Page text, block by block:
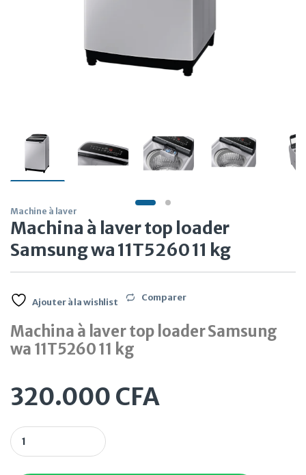
Machine à laver
Machina à laver top loader
Samsung wa 11T5260 11 kg
Ajouter à la wishlist Comparer
Machina à laver top loader Samsung
wa 11T5260 11 kg
320.000 CFA
Machina à laver top loader Samsung wa 11T5260 11 kg